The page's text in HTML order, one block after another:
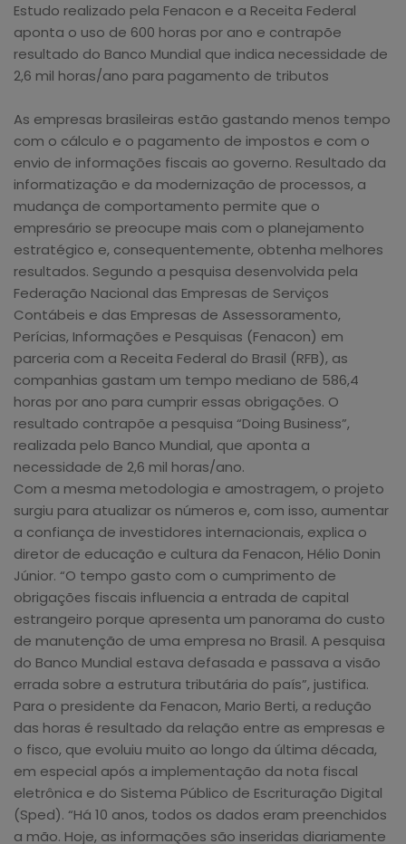
Estudo realizado pela Fenacon e a Receita Federal
aponta o uso de 600 horas por ano e contrapõe
resultado do Banco Mundial que indica necessidade de
2,6 mil horas/ano para pagamento de tributos
As empresas brasileiras estão gastando menos tempo
com o cálculo e o pagamento de impostos e com o
envio de informações fiscais ao governo. Resultado da
informatização e da modernização de processos, a
mudança de comportamento permite que o
empresário se preocupe mais com o planejamento
estratégico e, consequentemente, obtenha melhores
resultados. Segundo a pesquisa desenvolvida pela
Federação Nacional das Empresas de Serviços
Contábeis e das Empresas de Assessoramento,
Perícias, Informações e Pesquisas (Fenacon) em
parceria com a Receita Federal do Brasil (RFB), as
companhias gastam um tempo mediano de 586,4
horas por ano para cumprir essas obrigações. O
resultado contrapõe a pesquisa “Doing Business”,
realizada pelo Banco Mundial, que aponta a
necessidade de 2,6 mil horas/ano.
Com a mesma metodologia e amostragem, o projeto
surgiu para atualizar os números e, com isso, aumentar
a confiança de investidores internacionais, explica o
diretor de educação e cultura da Fenacon, Hélio Donin
Júnior. “O tempo gasto com o cumprimento de
obrigações fiscais influencia a entrada de capital
estrangeiro porque apresenta um panorama do custo
de manutenção de uma empresa no Brasil. A pesquisa
do Banco Mundial estava defasada e passava a visão
errada sobre a estrutura tributária do país”, justifica.
Para o presidente da Fenacon, Mario Berti, a redução
das horas é resultado da relação entre as empresas e
o fisco, que evoluiu muito ao longo da última década,
em especial após a implementação da nota fiscal
eletrônica e do Sistema Público de Escrituração Digital
(Sped). “Há 10 anos, todos os dados eram preenchidos
a mão. Hoje, as informações são inseridas diariamente